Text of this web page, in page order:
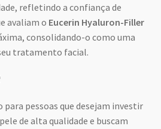
refletindo a confiança de
avaliam o Eucerin Hyaluron-Filler
consolidando-o como uma
tratamento facial.
pessoas que desejam investir
de alta qualidade e buscam